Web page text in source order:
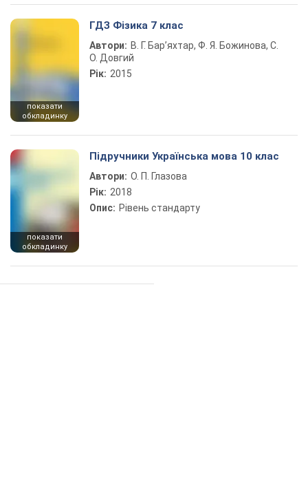
показати
обкладинку
ГДЗ Фізика 7 клас
Автори: В. Г. Бар’яхтар, Ф. Я. Божинова, С.
О. Довгий
Рік: 2015
показати
обкладинку
Підручники Українська мова 10 клас
Автори: О. П. Глазова
Рік: 2018
Опис: Рівень стандарту